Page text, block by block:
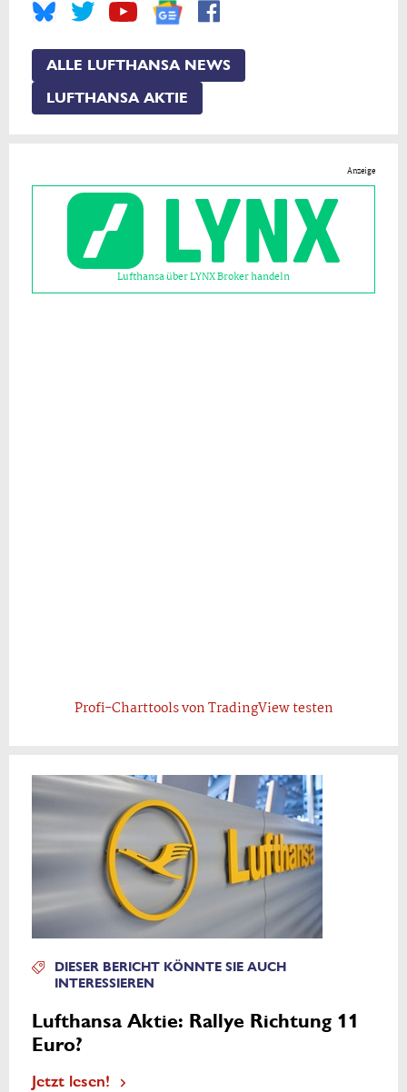
ALLE LUFTHANSA NEWS
LUFTHANSA AKTIE
Anzeige
Lufthansa über LYNX Broker handeln
Profi-Charttools von TradingView testen
DIESER BERICHT KÖNNTE SIE AUCH
INTERESSIEREN
Lufthansa Aktie: Rallye Richtung 11
Euro?
Jetzt lesen!